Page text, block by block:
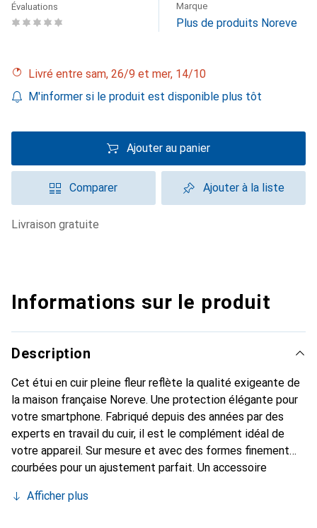
Évaluations Marque
Plus de produits Noreve
Livré entre sam, 26/9 et mer, 14/10
M'informer si le produit est disponible plus tôt
Ajouter au panier
Comparer Ajouter à la liste
livraison gratuite
Informations sur le produit
Description
Cet étui en cuir pleine fleur reflète la qualité exigeante de
la maison française Noreve. Une protection élégante pour
votre smartphone. Fabriqué depuis des années par des
experts en travail du cuir, il est le complément idéal de
votre appareil. Sur mesure et avec des formes finement
courbées pour un ajustement parfait. Un accessoire
marque Noreve est reconnue internationalement pour ses
Afficher plus